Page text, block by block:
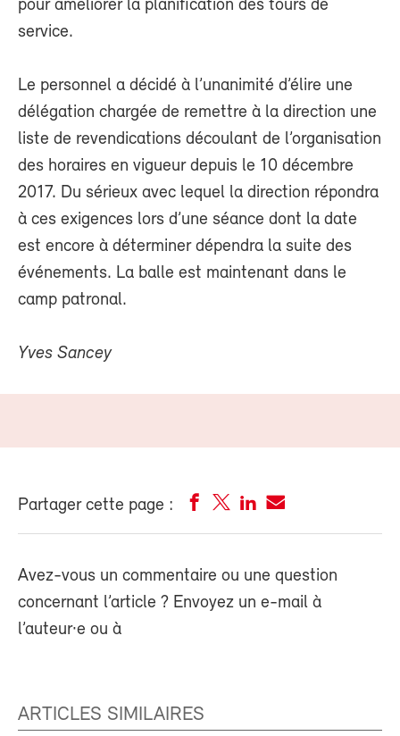
pour améliorer la planification des tours de
service.
Le personnel a décidé à l’unanimité d’élire une
délégation chargée de remettre à la direction une
liste de revendications découlant de l’organisation
des horaires en vigueur depuis le 10 décembre
2017. Du sérieux avec lequel la direction répondra
à ces exigences lors d’une séance dont la date
est encore à déterminer dépendra la suite des
événements. La balle est maintenant dans le
camp patronal.
Yves Sancey
Partager cette page :
Avez-vous un commentaire ou une question
concernant l’article ? Envoyez un e-mail à
l’auteur·e ou à
ARTICLES SIMILAIRES